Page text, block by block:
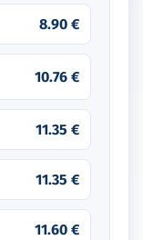
8.90 €
10.76 €
11.35 €
11.35 €
11.60 €